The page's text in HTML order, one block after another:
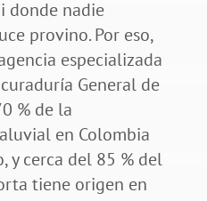
donde nadie
provino. Por eso,
especializada
General de
% de la
en Colombia
y cerca del 85 % del
tiene origen en